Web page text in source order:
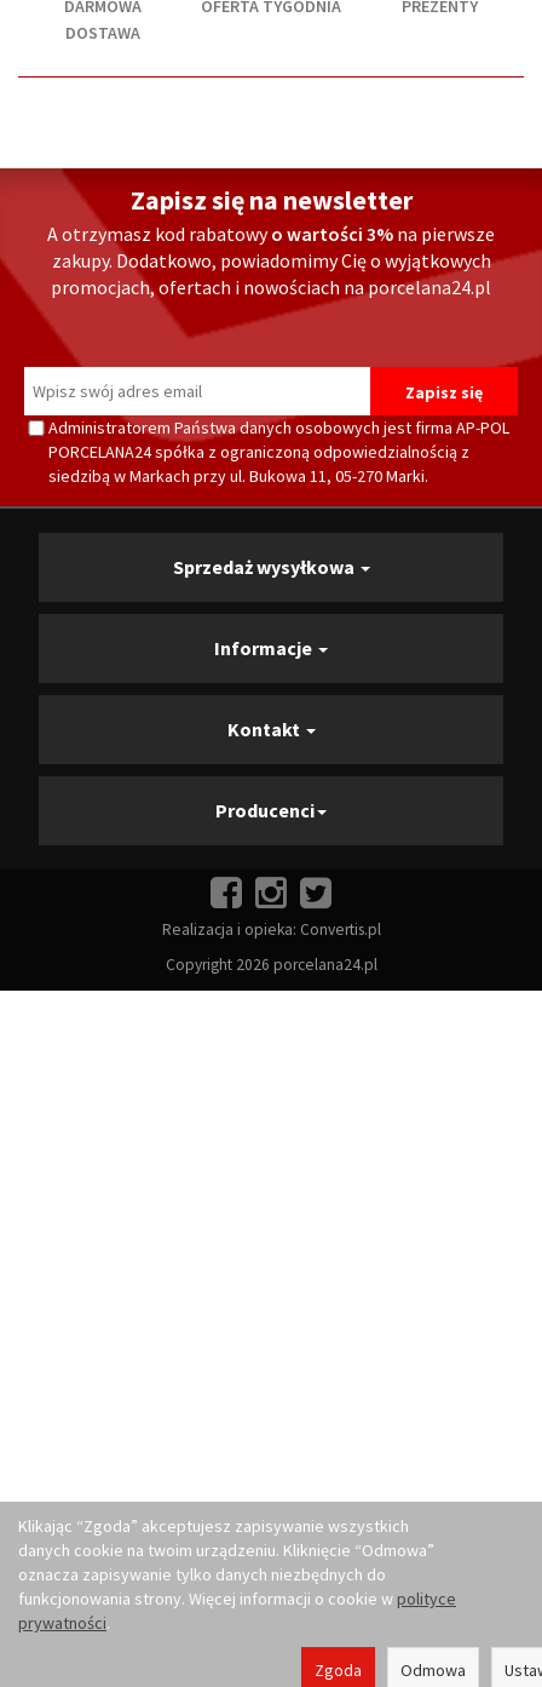
DARMOWA
DOSTAWA
OFERTA TYGODNIA PREZENTY
Zapisz się na newsletter
A otrzymasz kod rabatowyo wartości 3% na pierwsze
zakupy. Dodatkowo, powiadomimy Cię o wyjątkowych
promocjach, ofertach i nowościach na porcelana24.pl
Administratorem Państwa danych osobowych jest firma AP-POL
PORCELANA24 spółka z ograniczoną odpowiedzialnością z
siedzibą w Markach przy ul. Bukowa 11, 05-270 Marki.
Sprzedaż wysyłkowa
Informacje
Kontakt
Producenci
Realizacja i opieka: Convertis.pl
Copyright 2026 porcelana24.pl
Klikając “Zgoda” akceptujesz zapisywanie wszystkich
danych cookie na twoim urządzeniu. Kliknięcie “Odmowa”
oznacza zapisywanie tylko danych niezbędnych do
funkcjonowania strony. Więcej informacji o cookie w polityce
prywatności.
Odmowa
Zgoda